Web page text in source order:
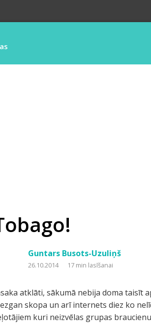
Guntars Busots-Uzuliņš
26.10.2014 17 min lasīšanai
atklāti, sākumā nebija doma taisīt
skopa un arī internets diez ko
kuri neizvēlas grupas